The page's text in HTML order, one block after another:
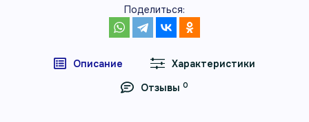
Поделиться:
Описание
Характеристики
Отзывы 0